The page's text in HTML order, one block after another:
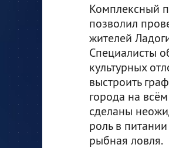
Комплексный
позволил
жителей
Специалисты
культурных
выстроить
города на
сделаны
роль в
рыбная ловля.